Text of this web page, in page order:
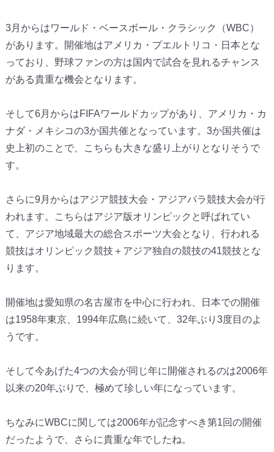
3月からはワールド・ベースボール・クラシック（WBC）
があります。開催地はアメリカ・プエルトリコ・ 日本とな
っており、 野球ファンの方は国内で試合を見れるチャンス
がある貴重な機会と なります。
そして6月からはFIFAワールドカップがあり、アメリカ・ カ
ナダ・メキシコの3か国共催となっています。 3か国共催は
史上初のことで、
こちらも大きな盛り上がりとなりそうで
す。
さらに9月からはアジア競技大会・ アジアパラ競技大会が行
われます。
こちらはアジア版オリンピックと呼ばれてい
て、 アジア地域最大の総合スポーツ大会となり、 行われる
競技はオリンピック競技＋ アジア独自の競技の41競技とな
ります。
開催地は愛知県の名古屋市を中心に行われ、
日本での開催
は1958年東京、1994年広島に続いて、 32年ぶり3度目のよ
うです。
そして今あげた4つの大会が同じ年に開催されるのは2006年
以来の20年ぶりで、極めて珍しい年になっています。
ちなみにWBCに関しては2006年が記念すべき第1回の開催
だったようで、さらに貴重な年でしたね。